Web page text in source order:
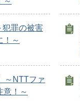
犯罪の被害
！～
～NTTファ
意！～